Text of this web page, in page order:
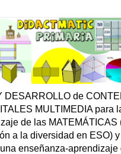
DESARROLLO de
MULTIMEDIA para
de las MATEMÁTICAS
a la diversidad en ESO)
enseñanza-aprendizaje